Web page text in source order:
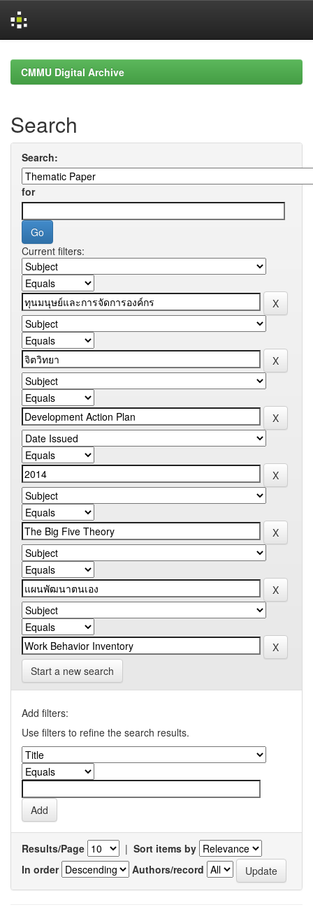
navigationCMMU Digital Archive
Search
Search:
for
Current filters:
Start a new search
Add filters:
Use filters to refine the search results.
Results/Page | Sort items by
In order
Authors/record